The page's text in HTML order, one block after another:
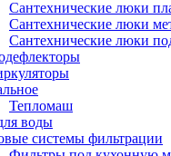
Сантехнические люки
Сантехнические люки
Сантехнические люки
Тепломаш
воды
системы фильтрации